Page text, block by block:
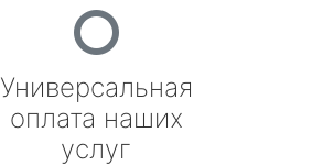
Универсальная
оплата наших
услуг